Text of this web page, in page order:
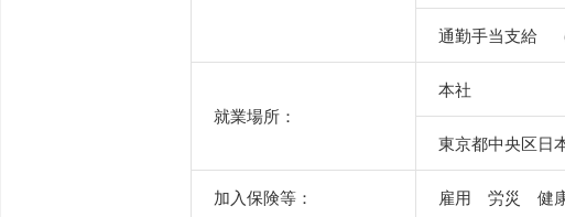
通勤手当支給
就業場所：
本社
東京都中央区日
加入保険等： 雇用 労災 健